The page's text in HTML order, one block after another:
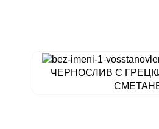
ЧЕРНОСЛИВ С